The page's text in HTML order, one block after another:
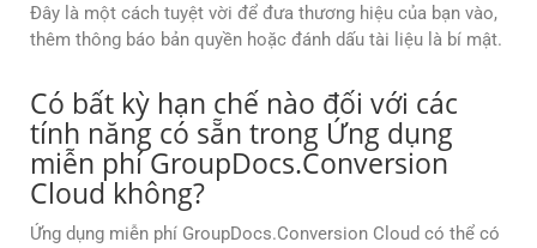
Đây là một cách tuyệt vời để đưa thương hiệu của bạn vào,
thêm thông báo bản quyền hoặc đánh dấu tài liệu là bí mật.
Có bất kỳ hạn chế nào đối với các
tính năng có sẵn trong Ứng dụng
miễn phí GroupDocs.Conversion
Cloud không?
Ứng dụng miễn phí GroupDocs.Conversion Cloud có thể có